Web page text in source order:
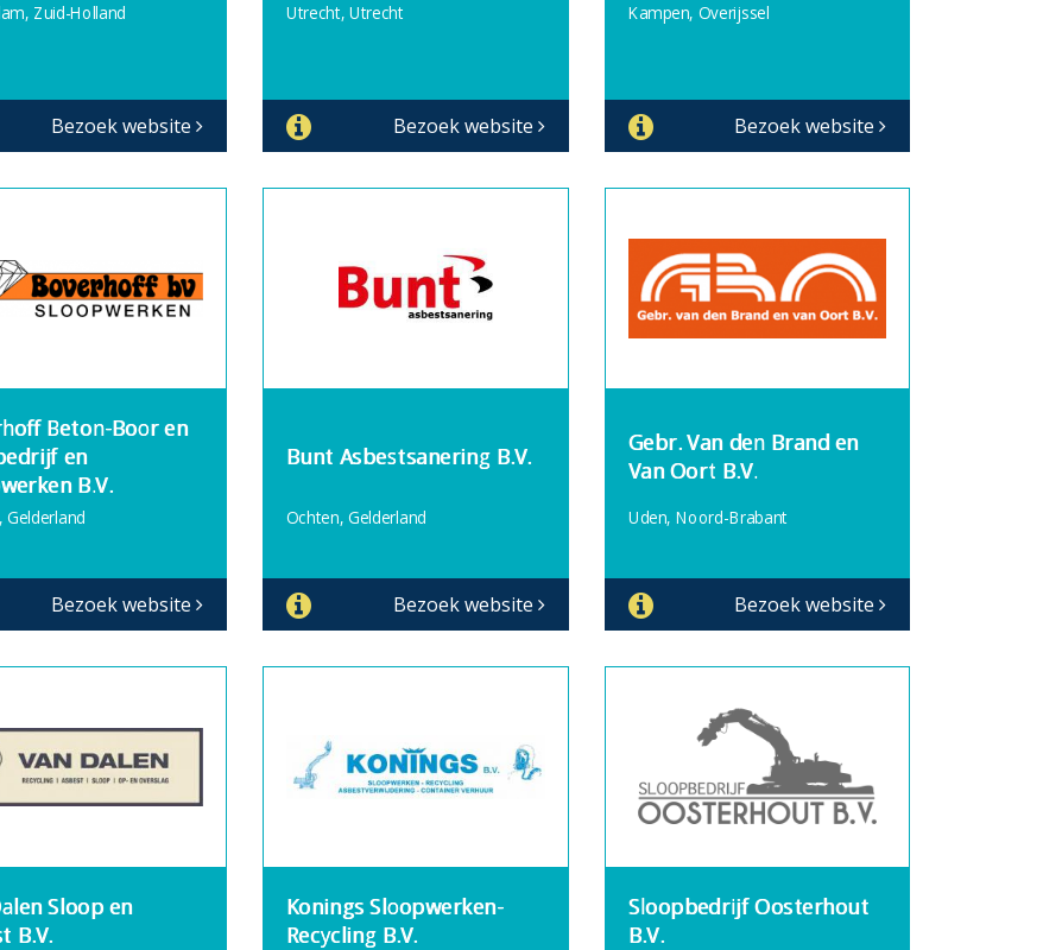
Zuid-Holland
Bezoek website
Utrecht, Utrecht
Bezoek website
Kampen, Overijssel
Bezoek website
Beton-Boor en
en
B.V.
Gelderland
Bezoek website
Bunt Asbestsanering B.V.
Ochten, Gelderland
Bezoek website
Gebr. Van den Brand en
Van Oort B.V.
Uden, Noord-Brabant
Bezoek website
Sloop en
B.V.
Konings Sloopwerken-
Recycling B.V.
Sloopbedrijf Oosterhout
B.V.